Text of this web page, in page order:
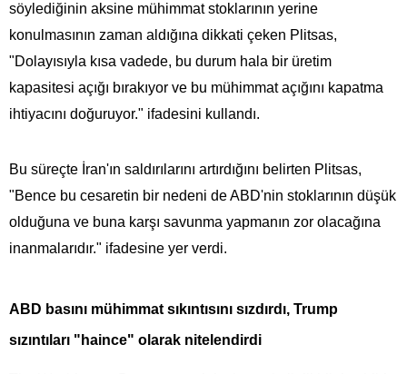
söylediğinin aksine mühimmat stoklarının yerine
konulmasının zaman aldığına dikkati çeken Plitsas,
"Dolayısıyla kısa vadede, bu durum hala bir üretim
kapasitesi açığı bırakıyor ve bu mühimmat açığını kapatma
ihtiyacını doğuruyor." ifadesini kullandı.
Bu süreçte İran'ın saldırılarını artırdığını belirten Plitsas,
"Bence bu cesaretin bir nedeni de ABD'nin stoklarının düşük
olduğuna ve buna karşı savunma yapmanın zor olacağına
inanmalarıdır." ifadesine yer verdi.
ABD basını mühimmat sıkıntısını sızdırdı, Trump
sızıntıları "haince" olarak nitelendirdi